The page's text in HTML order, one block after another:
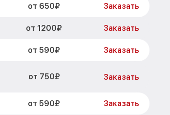
от 650₽ Заказать
от 1200₽ Заказать
от 590₽ Заказать
от 750₽ Заказать
от 590₽ Заказать